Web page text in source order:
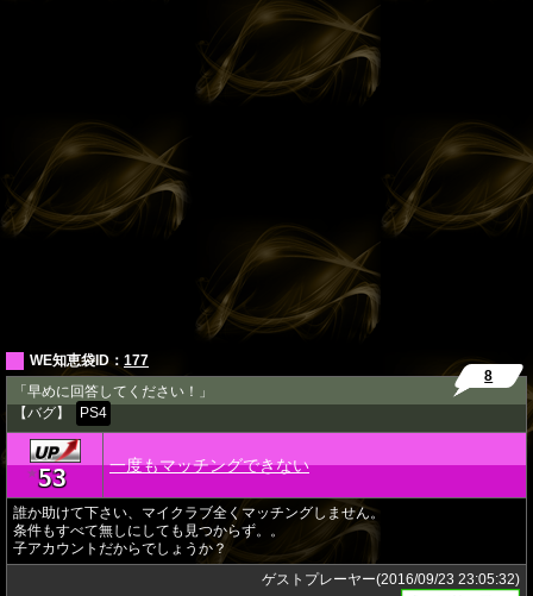
WE知恵袋ID： 177
「早めに回答してください！」
【バグ】
PS4
8
★53 一度もマッチングできない
誰か助けて下さい、マイクラブ全くマッチングしません。
条件もすべて無しにしても見つからず。。
子アカウントだからでしょうか？
ゲストプレーヤー(2016/09/23 23:05:32)